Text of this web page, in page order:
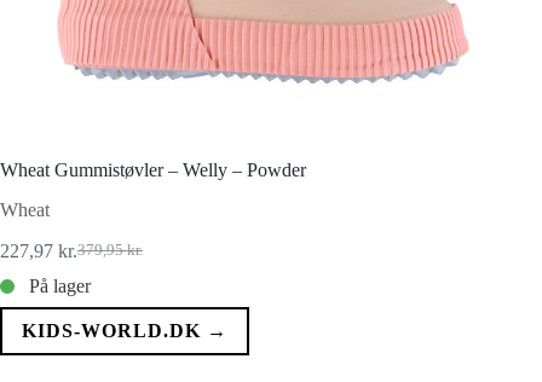
Wheat Gummistøvler – Welly – Powder
Wheat
379,95kr.
Den
oprindelige
pris
var:
227,97 kr.Den
aktuelle
pris
er:
På lager
KIDS-WORLD.DK →